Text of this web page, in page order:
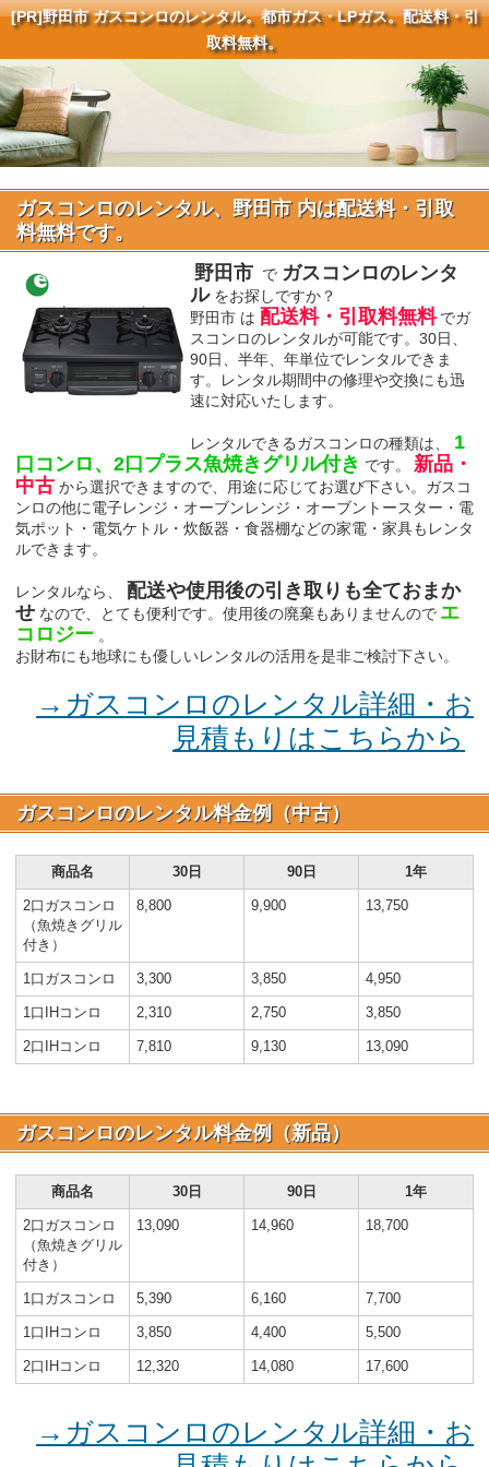
[PR]野田市 ガスコンロのレンタル。都市ガス・LPガス。配送料・引
取料無料。
ガスコンロのレンタル、野田市 内は配送料・引取
料無料です。
野田市 で ガスコンロのレンタ
ル をお探しですか？
野田市 は 配送料・引取料無料 でガ
スコンロのレンタルが可能です。30日、
90日、半年、年単位でレンタルできま
す。レンタル期間中の修理や交換にも迅
速に対応いたします。
レンタルできるガスコンロの種類は、
1
口コンロ、2口プラス魚焼きグリル付き です。
新品・
中古 から選択できますので、用途に応じてお選び下さい。ガスコ
ンロの他に電子レンジ・オーブンレンジ・オーブントースター・電
気ポット・電気ケトル・炊飯器・食器棚などの家電・家具もレンタ
ルできます。
レンタルなら、
配送や使用後の引き取りも全ておまか
せ なので、とても便利です。使用後の廃棄もありませんので エ
コロジー 。
お財布にも地球にも優しいレンタルの活用を是非ご検討下さい。
→ガスコンロのレンタル詳細・お
見積もりはこちらから
ガスコンロのレンタル料金例（中古）
商品名 30日 90日 1年
2口ガスコンロ
（魚焼きグリル
付き）
8,800 9,900 13,750
1口ガスコンロ 3,300 3,850 4,950
1口IHコンロ 2,310 2,750 3,850
2口IHコンロ 7,810 9,130 13,090
ガスコンロのレンタル料金例（新品）
商品名 30日 90日 1年
2口ガスコンロ
（魚焼きグリル
付き）
13,090 14,960 18,700
1口ガスコンロ 5,390 6,160 7,700
1口IHコンロ 3,850 4,400 5,500
2口IHコンロ 12,320 14,080 17,600
→ガスコンロのレンタル詳細・お